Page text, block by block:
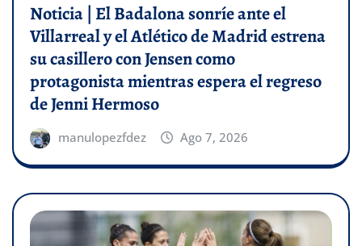
Noticia | El Badalona sonríe ante el
Villarreal y el Atlético de Madrid estrena
su casillero con Jensen como
protagonista mientras espera el regreso
de Jenni Hermoso
manulopezfdez Ago 7, 2026